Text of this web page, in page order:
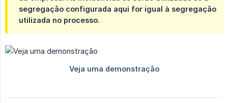
segregação configurada aqui for igual à segregação
utilizada no processo.